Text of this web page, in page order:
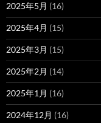
2025年5月 (16)
2025年4月 (15)
2025年3月 (15)
2025年2月 (14)
2025年1月 (16)
2024年12月 (16)